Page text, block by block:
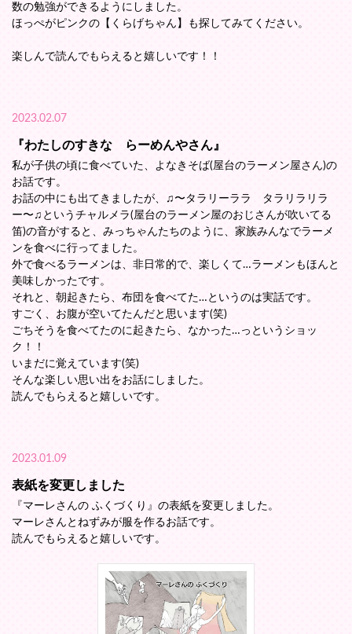
数の勉強ができるようにしました。
ほっぺがピンクの【くらげちゃん】も探してみてください。
楽しんで読んでもらえると嬉しいです！！
2023.02.07
『わたしのすきな らーめんやさん』
私が子供の頃に食べていた、よなきそば(屋台のラーメン屋さん)の
お話です。
お話の中にも出てきましたが、♫〜タラリーララ タラリラリラ
ー〜♫というチャルメラ(屋台のラーメン屋のおじさんが吹いてる
笛)の音がすると、みっちゃんたちのように、家族みんなでラーメ
ンを食べに行ってました。
外で食べるラーメンは、非日常的で、楽しくて…ラーメンもほんと
美味しかったです。
それと、朝起きたら、布団を食べてた…というのは実話です。
すごく、お腹が空いてたんだと思います(笑)
ごちそうを食べてたのに起きたら、なかった…っというショッ
ク！！
いまだに覚えています(笑)
そんな楽しい思い出をお話にしました。
読んでもらえると嬉しいです。
2023.01.09
表紙を変更しました
『マーレさんの ふくづくり』の表紙を変更しました。
マーレさんとねずみが服を作るお話です。
読んでもらえると嬉しいです。